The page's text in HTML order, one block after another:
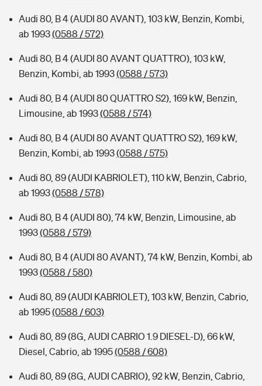
Audi 80, B 4 (AUDI 80 AVANT), 103 kW, Benzin, Kombi,
ab 1993(0588 / 572)
Audi 80, B 4 (AUDI 80 AVANT QUATTRO), 103 kW,
Benzin, Kombi, ab 1993(0588 / 573)
Audi 80, B 4 (AUDI 80 QUATTRO S2), 169 kW, Benzin,
Limousine, ab 1993(0588 / 574)
Audi 80, B 4 (AUDI 80 AVANT QUATTRO S2), 169 kW,
Benzin, Kombi, ab 1993(0588 / 575)
Audi 80, 89 (AUDI KABRIOLET), 110 kW, Benzin, Cabrio,
ab 1993(0588 / 578)
Audi 80, B 4 (AUDI 80), 74 kW, Benzin, Limousine, ab
1993(0588 / 579)
Audi 80, B 4 (AUDI 80 AVANT), 74 kW, Benzin, Kombi, ab
1993(0588 / 580)
Audi 80, 89 (AUDI KABRIOLET), 103 kW, Benzin, Cabrio,
ab 1995(0588 / 603)
Audi 80, 89 (8G, AUDI CABRIO 1.9 DIESEL-D), 66 kW,
Diesel, Cabrio, ab 1995(0588 / 608)
Audi 80, 89 (8G, AUDI CABRIO), 92 kW, Benzin, Cabrio,